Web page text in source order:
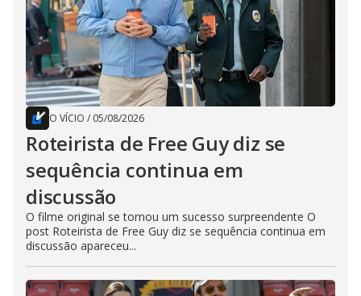
O VÍCIO / 05/08/2026
Roteirista de Free Guy diz se
sequência continua em
discussão
O filme original se tornou um sucesso surpreendente O
post Roteirista de Free Guy diz se sequência continua em
discussão apareceu...